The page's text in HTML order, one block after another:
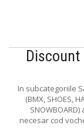
Discount
In subcategoriile
(BMX, SHOES,
necesar cod